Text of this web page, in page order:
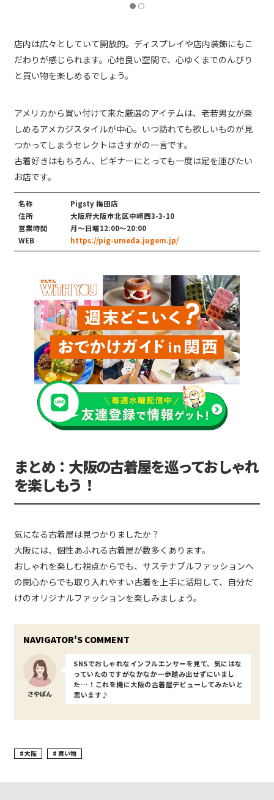
店内は広々としていて開放的。ディスプレイや店内装飾にもこ
だわりが感じられます。心地良い空間で、心ゆくまでのんびり
と買い物を楽しめるでしょう。
アメリカから買い付けて来た厳選のアイテムは、老若男女が楽
しめるアメカジスタイルが中心。いつ訪れても欲しいものが見
つかってしまうセレクトはさすがの一言です。
古着好きはもちろん、ビギナーにとっても一度は足を運びたい
お店です。
名称
Pigsty 梅田店
住所
大阪府大阪市北区中崎西3-3-10
営業時間
月〜日曜12:00〜20:00
WEB
https://pig-umeda.jugem.jp/
まとめ：大阪の古着屋を巡っておしゃれ
を楽しもう！
気になる古着屋は見つかりましたか？
大阪には、個性あふれる古着屋が数多くあります。
おしゃれを楽しむ視点からでも、サステナブルファッションへ
の関心からでも取り入れやすい古着を上手に活用して、自分だ
けのオリジナルファッションを楽しみましょう。
さやぱん
SNSでおしゃれなインフルエンサーを見て、気にはな
っていたのですがなかなか一歩踏み出せずにいまし
た…！これを機に大阪の古着屋デビューしてみたいと
思います♪
大阪 買い物